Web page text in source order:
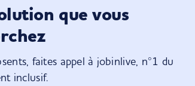
que vous
faites appel à jobinlive, n°1 du
inclusif.